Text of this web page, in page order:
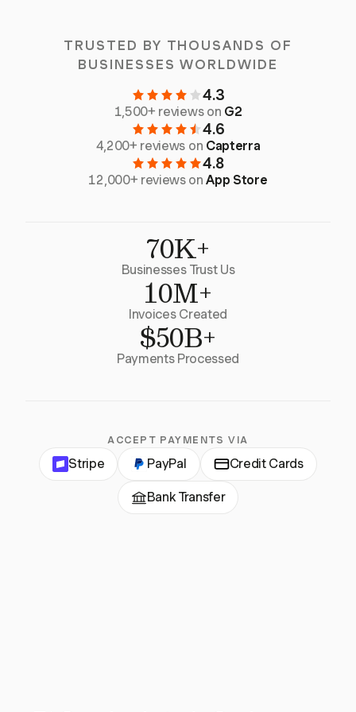
TRUSTED BY THOUSANDS OF
BUSINESSES WORLDWIDE
4.3
1,500+ reviews on G2
4.6
4,200+ reviews on Capterra
4.8
12,000+ reviews onApp Store
70K+
Businesses Trust Us
10M+
Invoices Created
$50B+
Payments Processed
ACCEPT PAYMENTS VIA
Stripe PayPal Credit Cards
Bank Transfer